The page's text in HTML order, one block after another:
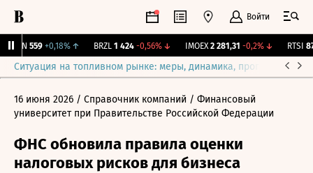
Войти
559 +0,18%↑ BRZL 1 424 -0,56%↓ IMOEX 2 281,31 -0,2%↓ RTSI
Ситуация на топливном рынке: меры, динамика, прогнозы
16 июня 2026 / Справочник компаний / Финансовый
университет при Правительстве Российской Федерации
ФНС обновила правила оценки
налоговых рисков для бизнеса